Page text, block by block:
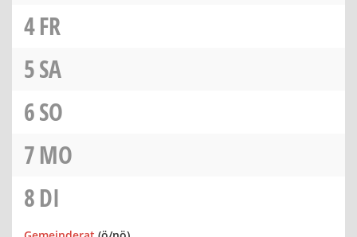
4FR
5SA
6SO
7MO
8DI